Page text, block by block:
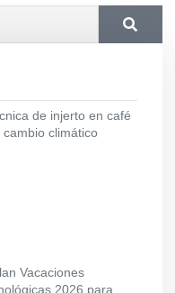
de injerto en café
climático
Vacaciones
2026 para